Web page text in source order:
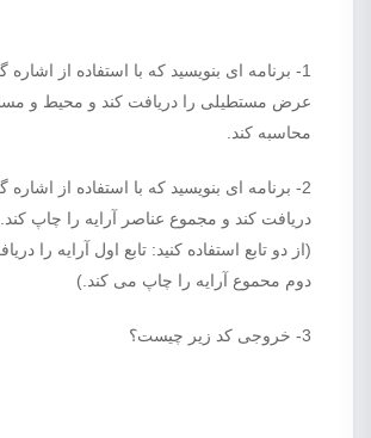
1- برنامه ای بنویسید که با استفاده از
عرض مستطیلی را دریافت کند و محیط و
محاسبه کند.
2- برنامه ای بنویسید که با استفاده از اشاره
دریافت کند و مجموع عناصر آرایه را چاپ کند.
(از دو تابع استفاده کنید: تابع اول آرایه را
دوم محموع آرایه را چاپ می کند.)
3- خروجی کد زیر چیست؟